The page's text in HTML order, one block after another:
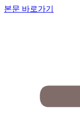
본문 바로가기